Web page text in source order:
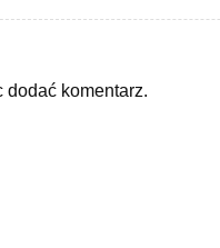
dodać komentarz.